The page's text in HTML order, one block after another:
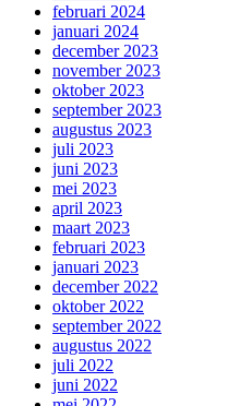
februari 2024
januari 2024
december 2023
november 2023
oktober 2023
september 2023
augustus 2023
juli 2023
juni 2023
mei 2023
april 2023
maart 2023
februari 2023
januari 2023
december 2022
oktober 2022
september 2022
augustus 2022
juli 2022
juni 2022